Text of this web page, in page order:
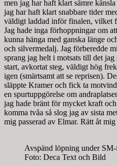
men jag har haft klart sämre
jag har haft klart snabbare tider
väldigt laddad inför finalen, vilket
Jag hade inga förhoppningar om
kunna hänga med ganska länge
och silvermedalj. Jag förberedde
sprang jag helt i motsats till det
start, avkortat steg, väldigt hög
igen (smärtsamt att se reprisen).
släppte Kramer och fick ta
en spurtuppgörelse om
jag hade bränt för mycket kraft
komma tvåa så slog jag av sista
mig passerad av Elmar. Rätt åt
Avspänd löpning under
Foto: Deca Text och Bild